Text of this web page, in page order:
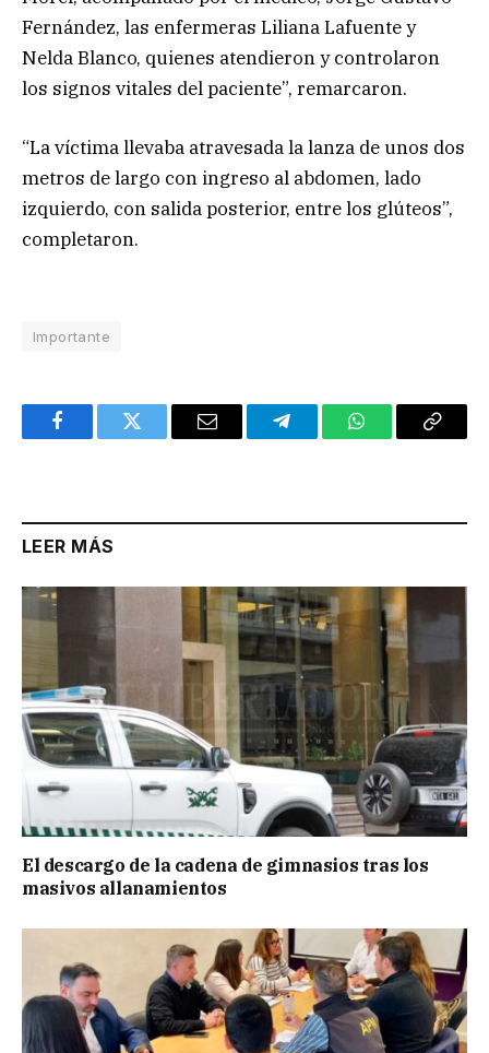
Fernández, las enfermeras Liliana Lafuente y
Nelda Blanco, quienes atendieron y controlaron
los signos vitales del paciente”, remarcaron.
“La víctima llevaba atravesada la lanza de unos dos
metros de largo con ingreso al abdomen, lado
izquierdo, con salida posterior, entre los glúteos”,
completaron.
Importante
FacebookTwitter Email TelegramWhatsAppCopy
LEER MÁS
El descargo de la cadena de gimnasios tras los
masivos allanamientos